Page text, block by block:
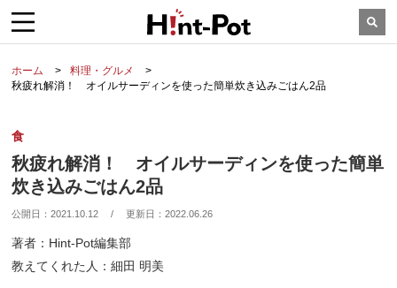
ホーム
料理・グルメ
秋疲れ解消！ オイルサーディンを使った簡単炊き込みごはん2品
食
秋疲れ解消！ オイルサーディンを使った簡単
炊き込みごはん2品
公開日：2021.10.12 / 更新日：2022.06.26
著者：Hint-Pot編集部
教えてくれた人：細田 明美